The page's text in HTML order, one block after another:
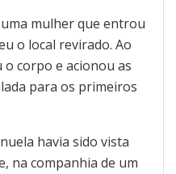
mulher que entrou
o local revirado. Ao
corpo e acionou as
para os primeiros
havia sido vista
na companhia de um